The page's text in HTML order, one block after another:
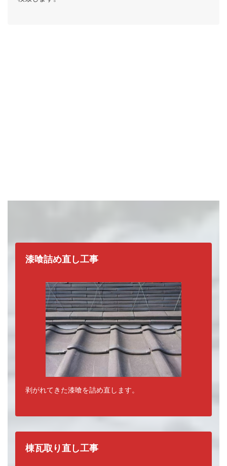
瓦屋根の補修工事の種類
漆喰詰め直し工事
剥がれてきた漆喰を詰め直します。
棟瓦取り直し工事